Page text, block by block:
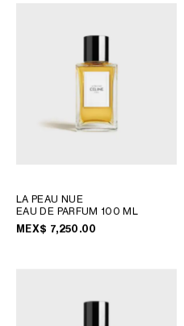
LA PEAU NUE
EAU DE PARFUM 100 ML
MEX$ 7,250.00